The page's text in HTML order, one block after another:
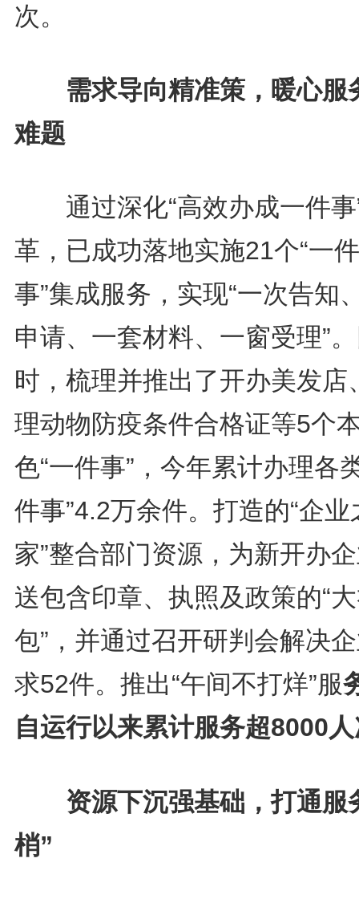
次。
需求导向精准策，暖心服
难题
通过深化“高效办成一件事
革，已成功落地实施21个“一件
事”集成服务，实现“一次告知
申请、一套材料、一窗受理”
时，梳理并推出了开办美发店
理动物防疫条件合格证等5个
色“一件事”，今年累计办理各
件事”4.2万余件。打造的“企业
家”整合部门资源，为新开办
送包含印章、执照及政策的“
包”，并通过召开研判会解决
求52件。推出“午间不打烊”服
自运行以来累计服务超8000
资源下沉强基础，打通服
梢”